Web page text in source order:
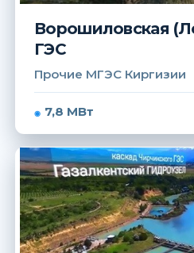
Ворошиловская
ГЭС
Прочие МГЭС Киргизии
7,8 МВт